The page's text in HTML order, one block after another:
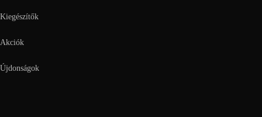
Kiegészítők
Akciók
Újdonságok